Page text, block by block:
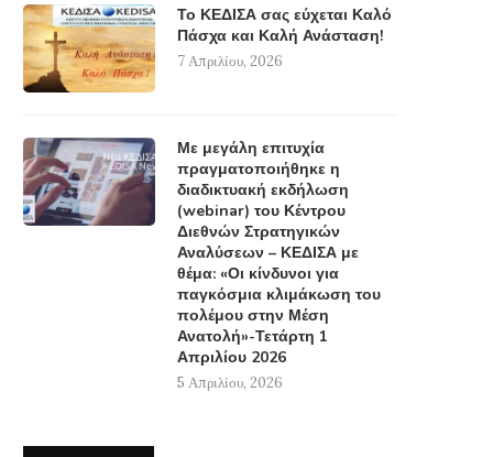
Το ΚΕΔΙΣΑ σας εύχεται Καλό
Πάσχα και Καλή Ανάσταση!
7 Απριλίου, 2026
Με μεγάλη επιτυχία
πραγματοποιήθηκε η
διαδικτυακή εκδήλωση
(webinar) του Κέντρου
Διεθνών Στρατηγικών
Αναλύσεων – ΚΕΔΙΣΑ με
θέμα: «Οι κίνδυνοι για
παγκόσμια κλιμάκωση του
πολέμου στην Μέση
Ανατολή»-Τετάρτη 1
Απριλίου 2026
5 Απριλίου, 2026